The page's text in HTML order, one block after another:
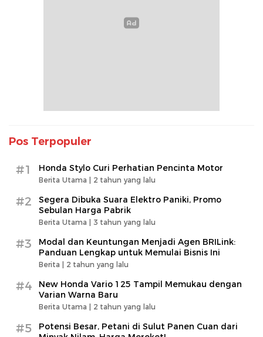
Pos Terpopuler
#1 Honda Stylo Curi Perhatian Pencinta Motor
Berita Utama | 2 tahun yang lalu
#2
Segera Dibuka Suara Elektro Paniki, Promo
Sebulan Harga Pabrik
Berita Utama | 3 tahun yang lalu
#3
Modal dan Keuntungan Menjadi Agen BRILink:
Panduan Lengkap untuk Memulai Bisnis Ini
Berita | 2 tahun yang lalu
#4
New Honda Vario 125 Tampil Memukau dengan
Varian Warna Baru
Berita Utama | 2 tahun yang lalu
#5
Potensi Besar, Petani di Sulut Panen Cuan dari